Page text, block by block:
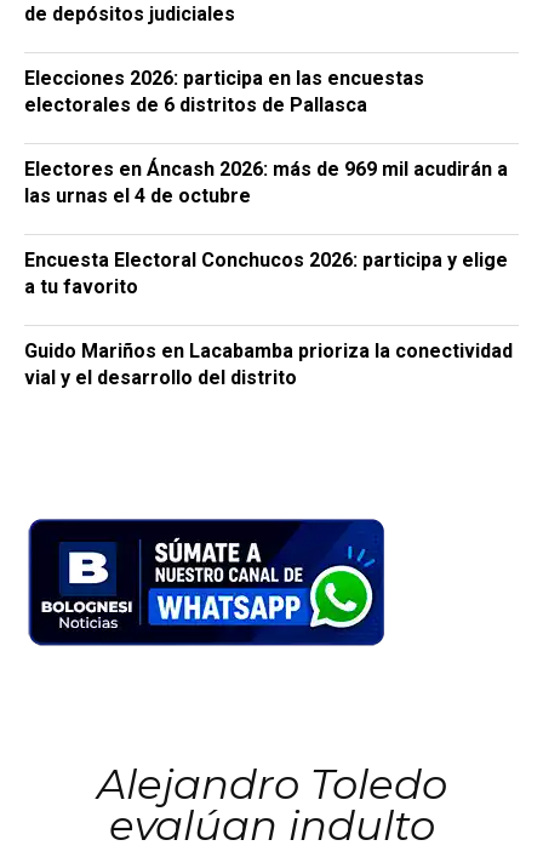
de depósitos judiciales
Elecciones 2026: participa en las encuestas
electorales de 6 distritos de Pallasca
Electores en Áncash 2026: más de 969 mil acudirán a
las urnas el 4 de octubre
Encuesta Electoral Conchucos 2026: participa y elige
a tu favorito
Guido Mariños en Lacabamba prioriza la conectividad
vial y el desarrollo del distrito
Alejandro Toledo
evalúan indulto